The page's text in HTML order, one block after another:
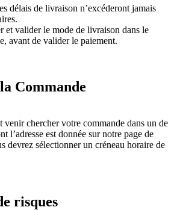
délais de livraison n’excéderont jamais
et valider le mode de livraison dans le
avant de valider le paiement.
Commande
venir chercher votre commande dans un de
l’adresse est donnée sur notre page de
devrez sélectionner un créneau horaire de
risques